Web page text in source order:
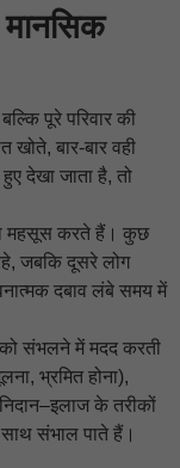
मानसिक
पूरे परिवार की
खोते, बार-बार वही
देखा जाता है, तो
महसूस करते हैं। कुछ
जबकि दूसरे लोग
दबाव लंबे समय में
को संभलने में मदद करती
भ्रमित होना),
के तरीकों
संभाल पाते हैं।